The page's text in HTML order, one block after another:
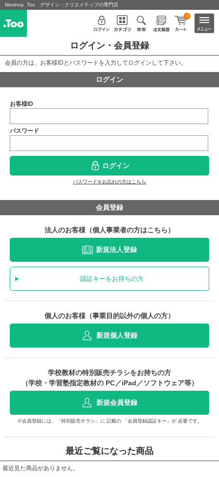
Netshop .Too デザイン・クリエイティブの専門店
0
ログイン・会員登録
会員の方は、お客様IDとパスワードを入力してログインして下さい。
ログイン
お客様ID
パスワード
ログイン
パスワードをお忘れの方はこちら
会員登録
法人のお客様（個人事業者の方はこちら）
新規法人登録
認証キーをお持ちの方
個人のお客様（事業目的以外の個人の方）
新規個人登録
学校教材の特別販売チラシをお持ちの方
（学校・学習塾指定教材の PC／iPad／ソフトウェア等）
新規会員登録
※会員登録には、「特別販売チラシ」に 記載の 「会員登録認証キー」が 必要です。
最近ご覧になった商品
最近見た商品がありません。